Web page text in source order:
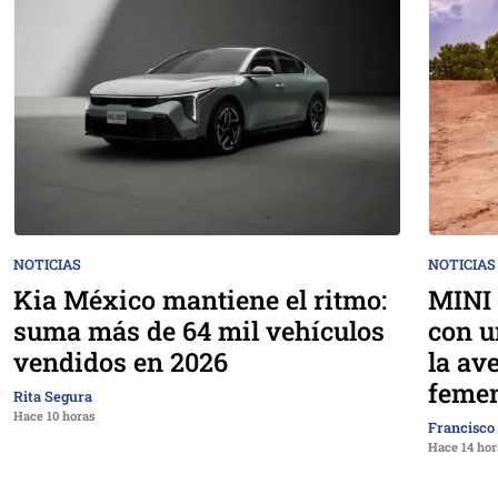
NOTICIAS
Kia México mantiene el ritmo:
suma más de 64 mil vehículos
vendidos en 2026
Rita Segura
Hace 10 horas
NOTICIAS
MINI
con
la
Hace 14